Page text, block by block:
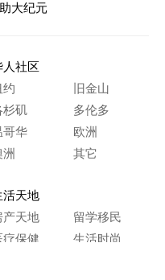
大纪元
人社区
约
旧金山
杉矶
多伦多
哥华
欧洲
洲
其它
活天地
产天地
留学移民
疗保健
生活时尚